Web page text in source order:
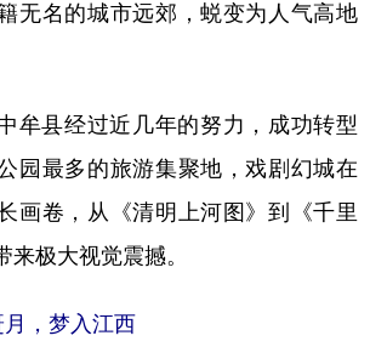
无名的城市远郊，蜕变为人气高地
县经过近几年的努力，成功转型
园最多的旅游集聚地，戏剧幻城在
画卷，从《清明上河图》到《千里
来极大视觉震撼。
，梦入江西